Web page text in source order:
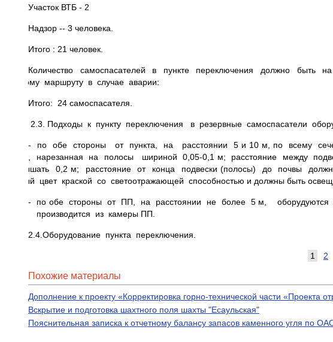
Участок ВТБ - 2
Надзор -- 3 человека.
Итого : 21 человек.
Количество самоспасателей в пункте переключения должно
данному маршруту в случае аварии:
Итого: 24 самоспасателя.
2.3. Подходы к пункту переключения в резервные самоспасатели
- по обе стороны от пункта, на расстоянии 5 и 10 м, по всему
лента, нарезанная на полосы шириной 0,05-0,1 м; расстояние между
превышать 0,2 м; расстояние от конца подвески (полосы) до почвы
желтый цвет краской со светоотражающей способностью и должны быть
- по обе стороны от ПП, на расстоянии не более 5 м, оборудуются
завес производится из камеры ПП.
2.4.Оборудование пункта переключения.
1 2
Похожие материалы
Дополнение к проекту «Корректировка горно-технической части «Проекта
Вскрытие и подготовка шахтного поля шахты "Есаульская"
Пояснительная записка к отчетному балансу запасов каменного угля по